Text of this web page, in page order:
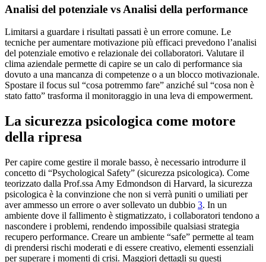
Analisi del potenziale vs Analisi della performance
Limitarsi a guardare i risultati passati è un errore comune. Le
tecniche per aumentare motivazione più efficaci prevedono l’analisi
del potenziale emotivo e relazionale dei collaboratori. Valutare il
clima aziendale permette di capire se un calo di performance sia
dovuto a una mancanza di competenze o a un blocco motivazionale.
Spostare il focus sul “cosa potremmo fare” anziché sul “cosa non è
stato fatto” trasforma il monitoraggio in una leva di empowerment.
La sicurezza psicologica come motore
della ripresa
Per capire come gestire il morale basso, è necessario introdurre il
concetto di “Psychological Safety” (sicurezza psicologica). Come
teorizzato dalla Prof.ssa Amy Edmondson di Harvard, la sicurezza
psicologica è la convinzione che non si verrà puniti o umiliati per
aver ammesso un errore o aver sollevato un dubbio 3. In un
ambiente dove il fallimento è stigmatizzato, i collaboratori tendono a
nascondere i problemi, rendendo impossibile qualsiasi strategia
recupero performance. Creare un ambiente “safe” permette al team
di prendersi rischi moderati e di essere creativo, elementi essenziali
per superare i momenti di crisi. Maggiori dettagli su questi